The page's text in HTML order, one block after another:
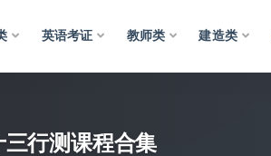
英语考证 教师类 建造类
行测课程合集